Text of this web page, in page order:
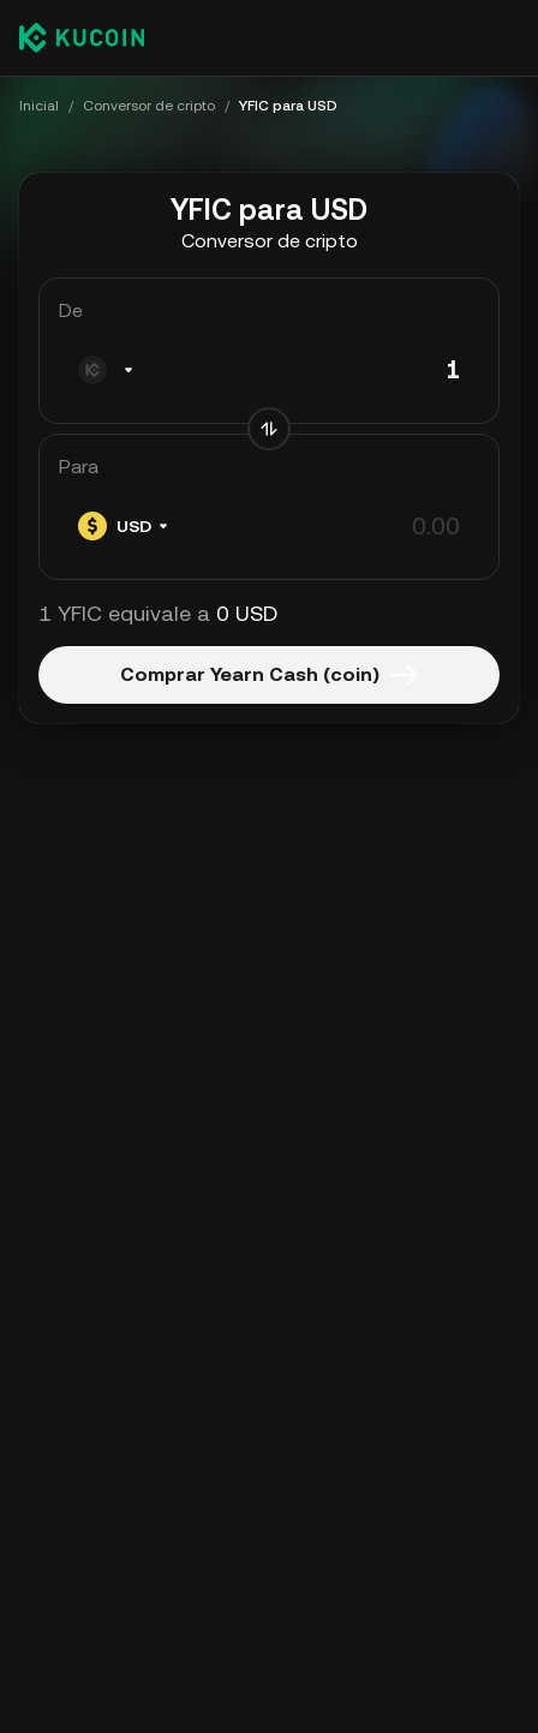
Inicial / Conversor de cripto / YFIC para USD
YFIC para USD
Conversor de cripto
De
Para
USD
1 YFIC equivale a 0 USD
Comprar Yearn Cash (coin)